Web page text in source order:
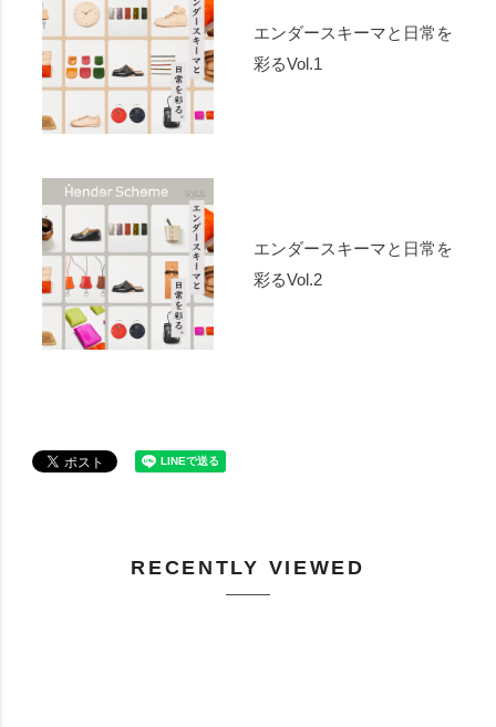
エンダースキーマと日常を
彩るVol.1
エンダースキーマと日常を
彩るVol.2
RECENTLY VIEWED